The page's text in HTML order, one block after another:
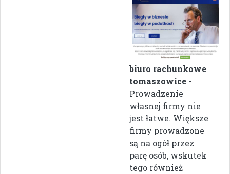
biuro rachunkowe
tomaszowice -
Prowadzenie
własnej firmy nie
jest łatwe. Większe
firmy prowadzone
są na ogół przez
parę osób, wskutek
tego również